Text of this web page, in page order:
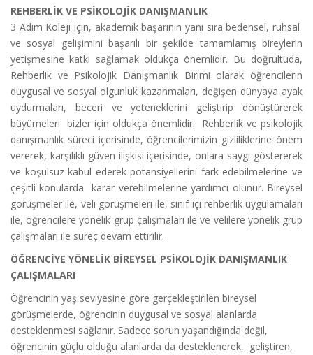
REHBERLİK VE PSİKOLOJİK DANIŞMANLIK
3 Adım Koleji için, akademik başarının yanı sıra bedensel, ruhsal
ve sosyal gelişimini başarılı bir şekilde tamamlamış bireylerin
yetişmesine katkı sağlamak oldukça önemlidir. Bu doğrultuda,
Rehberlik ve Psikolojik Danışmanlık Birimi olarak öğrencilerin
duygusal ve sosyal olgunluk kazanmaları, değişen dünyaya ayak
uydurmaları, beceri ve yeteneklerini geliştirip dönüştürerek
büyümeleri bizler için oldukça önemlidir. Rehberlik ve psikolojik
danışmanlık süreci içerisinde, öğrencilerimizin gizliliklerine önem
vererek, karşılıklı güven ilişkisi içerisinde, onlara saygı göstererek
ve koşulsuz kabul ederek potansiyellerini fark edebilmelerine ve
çeşitli konularda karar verebilmelerine yardımcı olunur. Bireysel
görüşmeler ile, veli görüşmeleri ile, sınıf içi rehberlik uygulamaları
ile, öğrencilere yönelik grup çalışmaları ile ve velilere yönelik grup
çalışmaları ile süreç devam ettirilir.
ÖĞRENCİYE YÖNELİK BİREYSEL PSİKOLOJİK DANIŞMANLIK
ÇALIŞMALARI
Öğrencinin yaş seviyesine göre gerçekleştirilen bireysel
görüşmelerde, öğrencinin duygusal ve sosyal alanlarda
desteklenmesi sağlanır. Sadece sorun yaşandığında değil,
öğrencinin güçlü olduğu alanlarda da desteklenerek, geliştiren,